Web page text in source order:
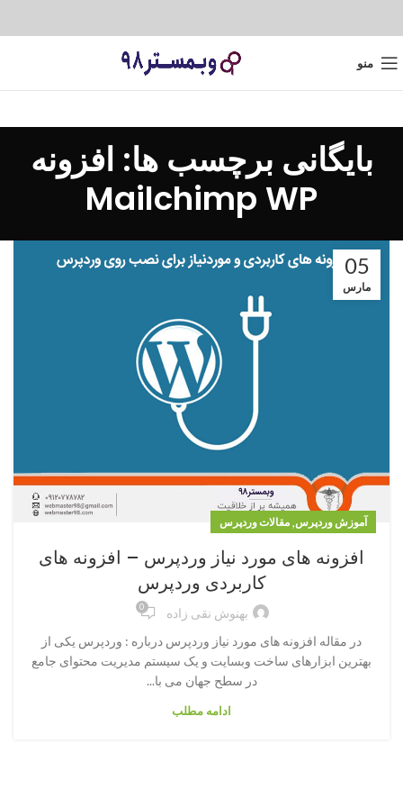
منو
بایگانی برچسب ها: افزونه
Mailchimp WP
05
مارس
آموزش وردپرس, مقالات وردپرس
افزونه های مورد نیاز وردپرس – افزونه های
کاربردی وردپرس
بهنوش نقی زاده 0
در مقاله افزونه های مورد نیاز وردپرس درباره : وردپرس یکی از
بهترین ابزارهای ساخت وبسایت و یک سیستم مدیریت محتوای جامع
در سطح جهان می با...
ادامه مطلب